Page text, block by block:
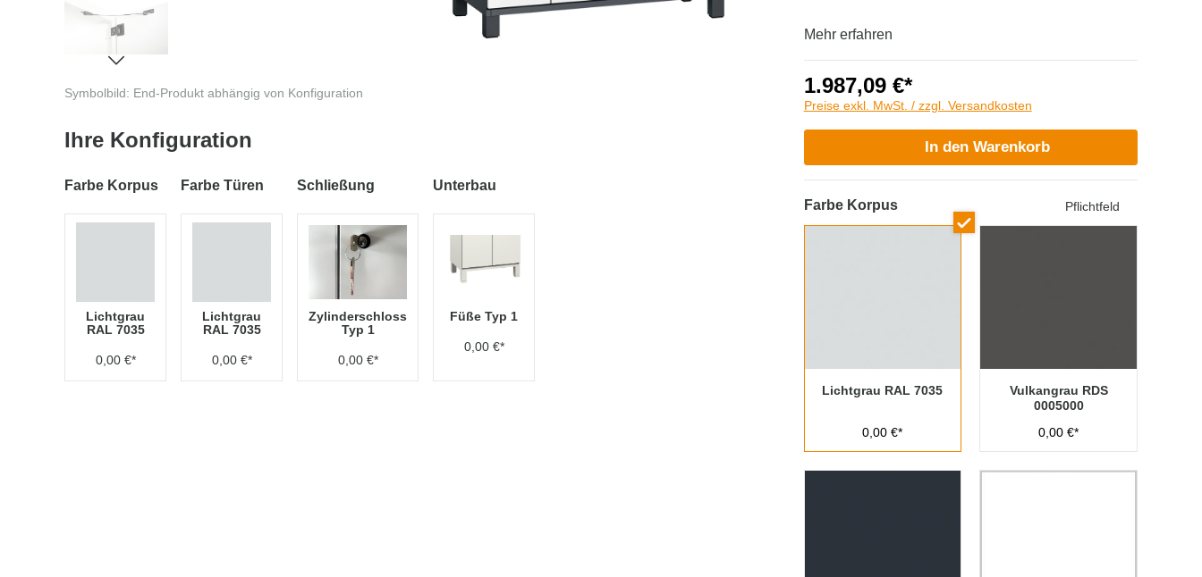
Symbolbild: End-Produkt abhängig von Konfiguration
Ihre Konfiguration
Farbe Korpus
Lichtgrau
RAL 7035
0,00 €*
Farbe Türen
Lichtgrau
RAL 7035
0,00 €*
Schließung
Zylinderschloss
Typ 1
0,00 €*
Unterbau
Füße Typ 1
0,00 €*
Mehr erfahren
1.987,09 €*
Preise exkl. MwSt. / zzgl. Versandkosten
In den Warenkorb
Farbe Korpus Pflichtfeld
Lichtgrau RAL 7035
0,00 €*
Vulkangrau RDS
0005000
0,00 €*